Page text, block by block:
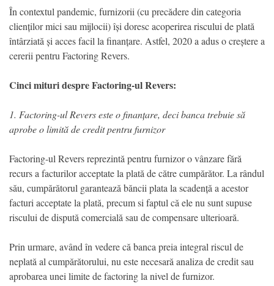
În contextul pandemic, furnizorii (cu precădere din categoria
clienților mici sau mijlocii) își doresc acoperirea riscului de plată
întârziată și acces facil la finanțare. Astfel, 2020 a adus o creștere a
cererii pentru Factoring Revers.
Cinci mituri despre Factoring-ul Revers:
1. Factoring-ul Revers este o finanțare, deci banca trebuie să
aprobe o limită de credit pentru furnizor
Factoring-ul Revers reprezintă pentru furnizor o vânzare fără
recurs a facturilor acceptate la plată de către cumpărător. La rândul
său, cumpărătorul garantează băncii plata la scadență a acestor
facturi acceptate la plată, precum si faptul că ele nu sunt supuse
riscului de dispută comercială sau de compensare ulterioară.
Prin urmare, având în vedere că banca preia integral riscul de
neplată al cumpărătorului, nu este necesară analiza de credit sau
aprobarea unei limite de factoring la nivel de furnizor.